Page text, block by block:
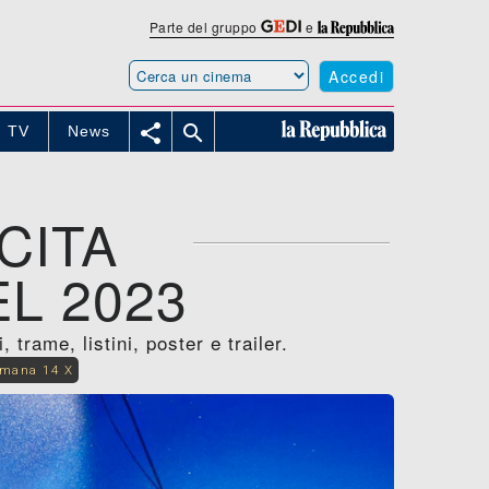
Parte del gruppo e
Accedi
TV News  
2023
trame, listini, poster e trailer.
14 X